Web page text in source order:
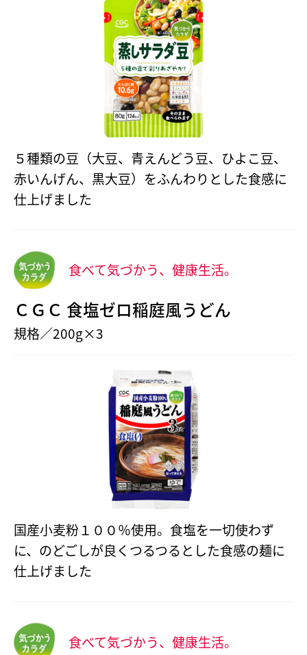
５種類の豆（大豆、青えんどう豆、ひよこ豆、
赤いんげん、黒大豆）をふんわりとした食感に
仕上げました
食べて気づかう、健康生活。
ＣＧＣ 食塩ゼロ稲庭風うどん
規格／200g×3
国産小麦粉１００％使用。食塩を一切使わず
に、のどごしが良くつるつるとした食感の麺に
仕上げました
食べて気づかう、健康生活。